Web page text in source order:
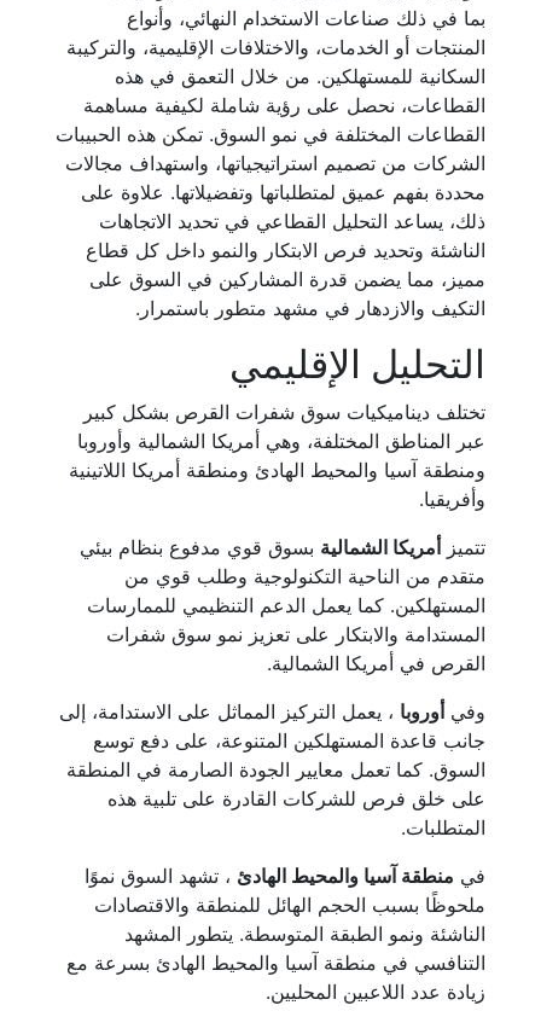
بما في ذلك صناعات الاستخدام النهائي، وأنواع
المنتجات أو الخدمات، والاختلافات الإقليمية، والتركيبة
السكانية للمستهلكين. من خلال التعمق في هذه
القطاعات، نحصل على رؤية شاملة لكيفية مساهمة
القطاعات المختلفة في نمو السوق. تمكن هذه الحبيبات
الشركات من تصميم استراتيجياتها، واستهداف مجالات
محددة بفهم عميق لمتطلباتها وتفضيلاتها. علاوة على
ذلك، يساعد التحليل القطاعي في تحديد الاتجاهات
الناشئة وتحديد فرص الابتكار والنمو داخل كل قطاع
مميز، مما يضمن قدرة المشاركين في السوق على
التكيف والازدهار في مشهد متطور باستمرار.
التحليل الإقليمي
تختلف ديناميكيات سوق شفرات القرص بشكل كبير
عبر المناطق المختلفة، وهي أمريكا الشمالية وأوروبا
ومنطقة آسيا والمحيط الهادئ ومنطقة أمريكا اللاتينية
وأفريقيا.
تتميز أمريكا الشمالية بسوق قوي مدفوع بنظام بيئي
متقدم من الناحية التكنولوجية وطلب قوي من
المستهلكين. كما يعمل الدعم التنظيمي للممارسات
المستدامة والابتكار على تعزيز نمو سوق شفرات
القرص في أمريكا الشمالية.
وفي أوروبا ، يعمل التركيز المماثل على الاستدامة، إلى
جانب قاعدة المستهلكين المتنوعة، على دفع توسع
السوق. كما تعمل معايير الجودة الصارمة في المنطقة
على خلق فرص للشركات القادرة على تلبية هذه
المتطلبات.
في منطقة آسيا والمحيط الهادئ ، تشهد السوق نموًا
ملحوظًا بسبب الحجم الهائل للمنطقة والاقتصادات
الناشئة ونمو الطبقة المتوسطة. يتطور المشهد
التنافسي في منطقة آسيا والمحيط الهادئ بسرعة مع
زيادة عدد اللاعبين المحليين.